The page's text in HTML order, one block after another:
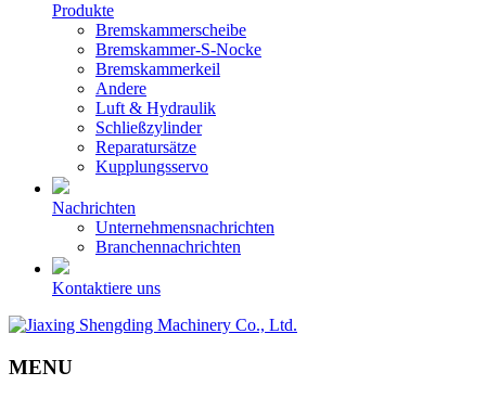
Produkte
Bremskammerscheibe
Bremskammer-S-Nocke
Bremskammerkeil
Andere
Luft & Hydraulik
Schließzylinder
Reparatursätze
Kupplungsservo
Nachrichten
Unternehmensnachrichten
Branchennachrichten
Kontaktiere uns
MENU